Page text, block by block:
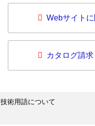
Webサイト
カタログ請求
技術用語について